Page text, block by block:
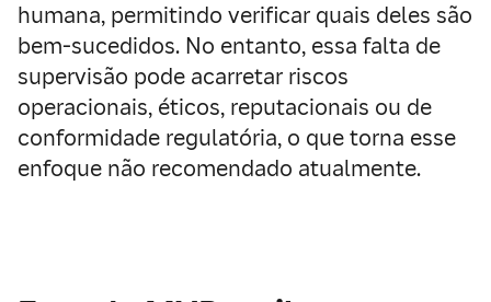
humana, permitindo verificar quais deles são
bem-sucedidos. No entanto, essa falta de
supervisão pode acarretar riscos
operacionais, éticos, reputacionais ou de
conformidade regulatória, o que torna esse
enfoque não recomendado atualmente.